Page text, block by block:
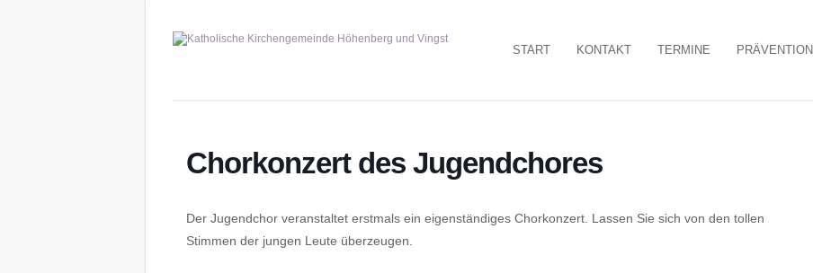
START KONTAKT TERMINE PRÄVENTION
Chorkonzert des Jugendchores
Der Jugendchor veranstaltet erstmals ein eigenständiges Chorkonzert. Lassen Sie sich von den tollen
Stimmen der jungen Leute überzeugen.